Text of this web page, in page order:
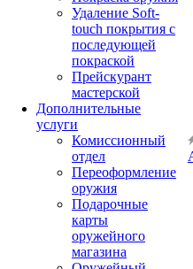
Удаление Soft-
touch покрытия с
последующей
покраской
Прейскурант
мастерской
Дополнительные
услуги
Комиссионный
отдел
Переоформление
оружия
Подарочные
карты
оружейного
магазина